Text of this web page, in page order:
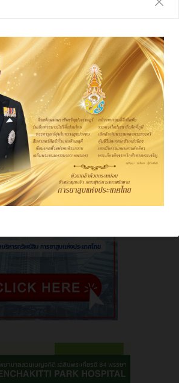
รายงานประจำปี
ผลการดําเนินงาน